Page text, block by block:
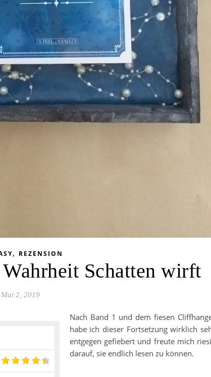
, REZENSION
Schatten wirft
Mai 2, 2019
Nach Band 1 und dem fiesen
habe ich dieser Fortsetzung wirklich
entgegen gefiebert und freute mich
darauf, sie endlich lesen zu können.